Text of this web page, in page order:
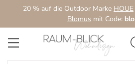
Zum Hauptinhalt springen
20 % auf die Outdoor Marke HOUE
Blomus mit Code: